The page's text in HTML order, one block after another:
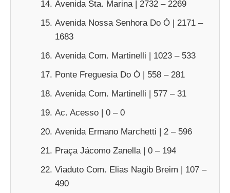
Avenida Sta. Marina | 2732 – 2269
Avenida Nossa Senhora Do Ó | 2171 –
1683
Avenida Com. Martinelli | 1023 – 533
Ponte Freguesia Do Ó | 558 – 281
Avenida Com. Martinelli | 577 – 31
Ac. Acesso | 0 – 0
Avenida Ermano Marchetti | 2 – 596
Praça Jácomo Zanella | 0 – 194
Viaduto Com. Elias Nagib Breim | 107 –
490